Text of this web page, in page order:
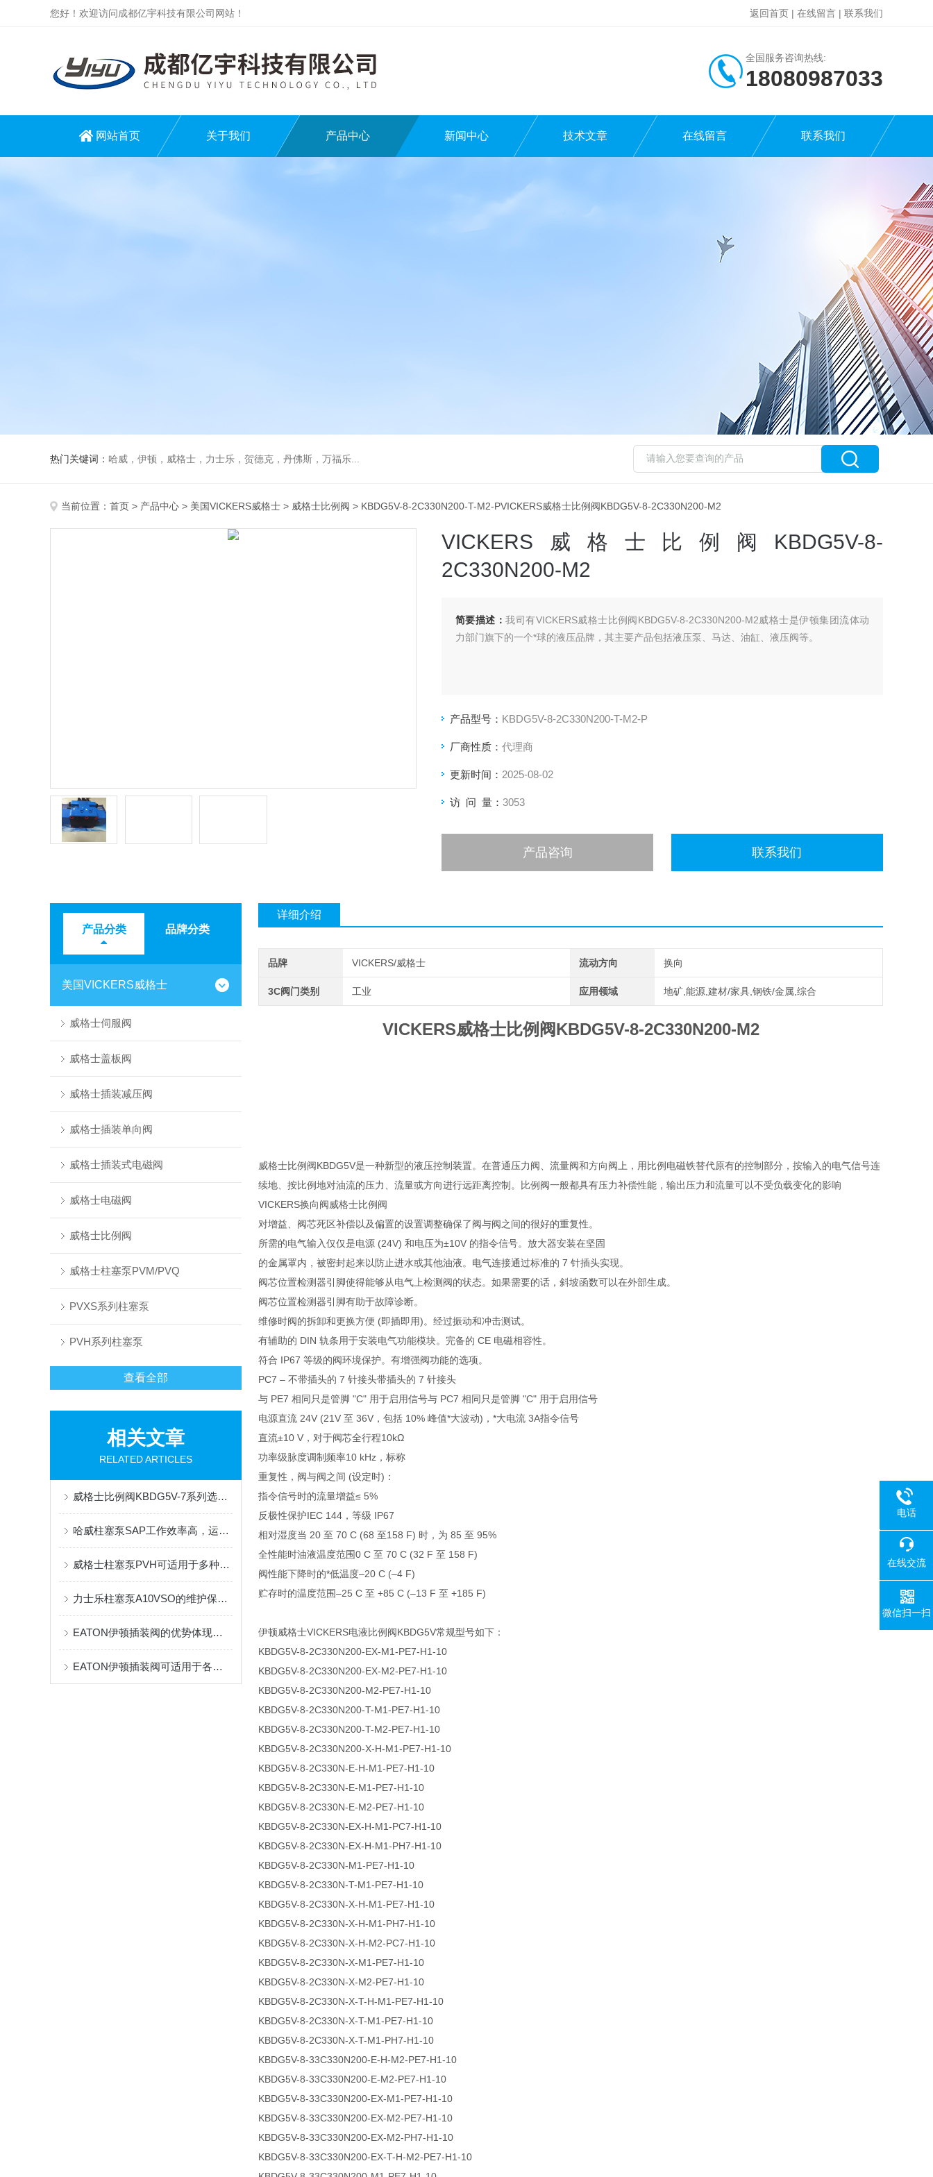
您好！欢迎访问成都亿宇科技有限公司网站！ 返回首页 | 在线留言 | 联系我们
全国服务咨询热线:
18080987033
网站首页 关于我们 产品中心 新闻中心 技术文章 在线留言 联系我们
热门关键词： 哈威，伊顿，威格士，力士乐，贺德克，丹佛斯，万福乐...
当前位置： 首页 > 产品中心 > 美国VICKERS威格士 > 威格士比例阀 > KBDG5V-8-2C330N200-T-M2-PVICKERS威格士比例阀KBDG5V-8-2C330N200-M2
VICKERS威格士比例阀KBDG5V-8-
2C330N200-M2
简要描述：我司有VICKERS威格士比例阀KBDG5V-8-2C330N200-M2威格士是伊顿集团流体动
力部门旗下的一个*球的液压品牌，其主要产品包括液压泵、马达、油缸、液压阀等。
产品型号： KBDG5V-8-2C330N200-T-M2-P
厂商性质： 代理商
更新时间： 2025-08-02
访 问 量： 3053
产品咨询 联系我们
产品分类 品牌分类
美国VICKERS威格士
威格士伺服阀
威格士盖板阀
威格士插装减压阀
威格士插装单向阀
威格士插装式电磁阀
威格士电磁阀
威格士比例阀
威格士柱塞泵PVM/PVQ
PVXS系列柱塞泵
PVH系列柱塞泵
查看全部
相关文章
RELATED ARTICLES
威格士比例阀KBDG5V-7系列选型参考
哈威柱塞泵SAP工作效率高，运行流畅
威格士柱塞泵PVH可适用于多种介质传输
力士乐柱塞泵A10VSO的维护保养小技巧分享
EATON伊顿插装阀的优势体现在哪些方面？
EATON伊顿插装阀可适用于各种高压大流量系统
详细介绍
品牌 VICKERS/威格士 流动方向 换向
3C阀门类别 工业 应用领域 地矿,能源,建材/家具,钢铁/金属,综合
VICKERS威格士比例阀KBDG5V-8-2C330N200-M2
威格士比例阀KBDG5V是一种新型的液压控制装置。在普通压力阀、流量阀和方向阀上，用比例电磁铁替代原有的控制部分，按输入的电气信号连
续地、按比例地对油流的压力、流量或方向进行远距离控制。比例阀一般都具有压力补偿性能，输出压力和流量可以不受负载变化的影响
VICKERS换向阀威格士比例阀
对增益、阀芯死区补偿以及偏置的设置调整确保了阀与阀之间的很好的重复性。
所需的电气输入仅仅是电源 (24V) 和电压为±10V 的指令信号。放大器安装在坚固
的金属罩内，被密封起来以防止进水或其他油液。电气连接通过标准的 7 针插头实现。
阀芯位置检测器引脚使得能够从电气上检测阀的状态。如果需要的话，斜坡函数可以在外部生成。
阀芯位置检测器引脚有助于故障诊断。
维修时阀的拆卸和更换方便 (即插即用)。经过振动和冲击测试。
有辅助的 DIN 轨条用于安装电气功能模块。完备的 CE 电磁相容性。
符合 IP67 等级的阀环境保护。有增强阀功能的选项。
PC7 – 不带插头的 7 针接头带插头的 7 针接头
与 PE7 相同只是管脚 "C" 用于启用信号与 PC7 相同只是管脚 "C" 用于启用信号
电源直流 24V (21V 至 36V，包括 10% 峰值*大波动)，*大电流 3A指令信号
直流±10 V，对于阀芯全行程10kΩ
功率级脉度调制频率10 kHz，标称
重复性，阀与阀之间 (设定时)：
指令信号时的流量增益≤ 5%
反极性保护IEC 144，等级 IP67
相对湿度当 20 至 70 C (68 至158 F) 时，为 85 至 95%
全性能时油液温度范围0 C 至 70 C (32 F 至 158 F)
阀性能下降时的*低温度–20 C (–4 F)
贮存时的温度范围–25 C 至 +85 C (–13 F 至 +185 F)
伊顿威格士VICKERS电液比例阀KBDG5V常规型号如下：
KBDG5V-8-2C330N200-EX-M1-PE7-H1-10
KBDG5V-8-2C330N200-EX-M2-PE7-H1-10
KBDG5V-8-2C330N200-M2-PE7-H1-10
KBDG5V-8-2C330N200-T-M1-PE7-H1-10
KBDG5V-8-2C330N200-T-M2-PE7-H1-10
KBDG5V-8-2C330N200-X-H-M1-PE7-H1-10
KBDG5V-8-2C330N-E-H-M1-PE7-H1-10
KBDG5V-8-2C330N-E-M1-PE7-H1-10
KBDG5V-8-2C330N-E-M2-PE7-H1-10
KBDG5V-8-2C330N-EX-H-M1-PC7-H1-10
KBDG5V-8-2C330N-EX-H-M1-PH7-H1-10
KBDG5V-8-2C330N-M1-PE7-H1-10
KBDG5V-8-2C330N-T-M1-PE7-H1-10
KBDG5V-8-2C330N-X-H-M1-PE7-H1-10
KBDG5V-8-2C330N-X-H-M1-PH7-H1-10
KBDG5V-8-2C330N-X-H-M2-PC7-H1-10
KBDG5V-8-2C330N-X-M1-PE7-H1-10
KBDG5V-8-2C330N-X-M2-PE7-H1-10
KBDG5V-8-2C330N-X-T-H-M1-PE7-H1-10
KBDG5V-8-2C330N-X-T-M1-PE7-H1-10
KBDG5V-8-2C330N-X-T-M1-PH7-H1-10
KBDG5V-8-33C330N200-E-H-M2-PE7-H1-10
KBDG5V-8-33C330N200-E-M2-PE7-H1-10
KBDG5V-8-33C330N200-EX-M1-PE7-H1-10
KBDG5V-8-33C330N200-EX-M2-PE7-H1-10
KBDG5V-8-33C330N200-EX-M2-PH7-H1-10
KBDG5V-8-33C330N200-EX-T-H-M2-PE7-H1-10
电话
在线交流
微信扫一扫